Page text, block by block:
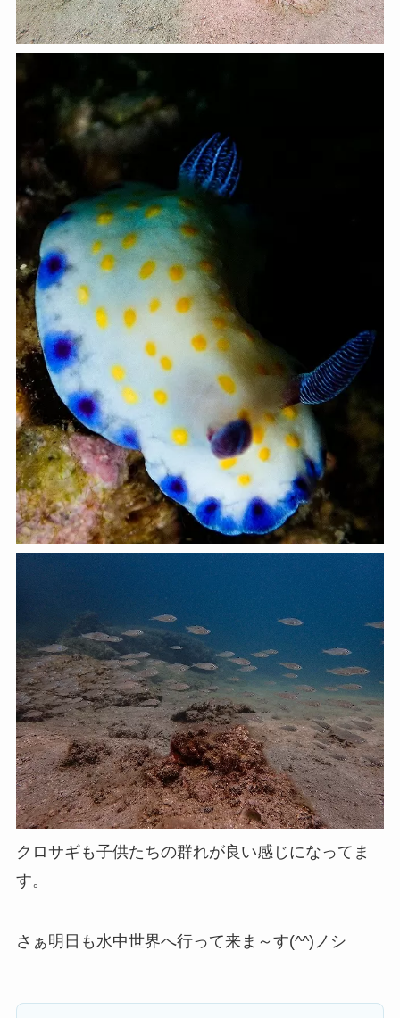
クロサギも子供たちの群れが良い感じになってま
す。
さぁ明日も水中世界へ行って来ま～す(^^)ノシ